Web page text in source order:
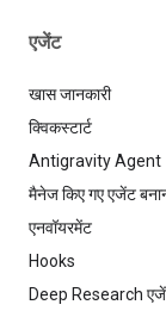
एजेंट
खास जानकारी
क्विकस्टार्ट
Antigravity Agent
मैनेज किए गए एजेंट
एनवॉयरमेंट
Hooks
Deep Research